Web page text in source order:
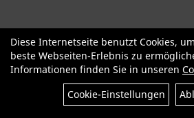
SALE Specialized Factor Cervélo
Pinarello
OPEN Kids / BMX
Zubehör
Sale
Diese Internetseite benutzt Cookies,
beste Webseiten-Erlebnis zu
Informationen finden Sie in unseren
Cookie-Einstellungen